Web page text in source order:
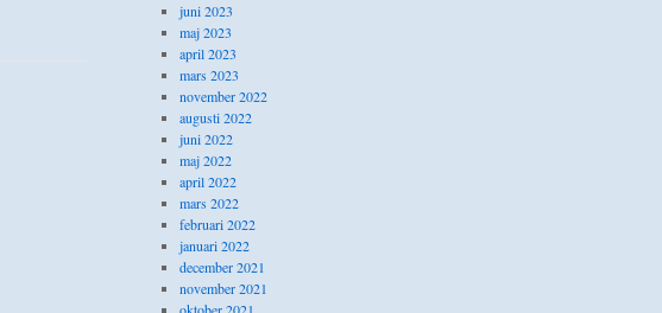
juni 2023
maj 2023
april 2023
mars 2023
november 2022
augusti 2022
juni 2022
maj 2022
april 2022
mars 2022
februari 2022
januari 2022
december 2021
november 2021